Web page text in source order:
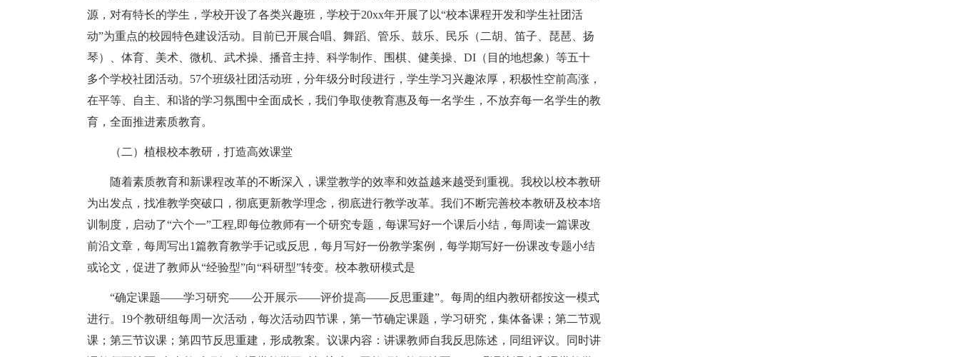
源，对有特长的学生，学校开设了各类兴趣班，学校于20xx年开展了以“校本课程开发和学生社团活
动”为重点的校园特色建设活动。目前已开展合唱、舞蹈、管乐、鼓乐、民乐（二胡、笛子、琵琶、扬
琴）、体育、美术、微机、武术操、播音主持、科学制作、围棋、健美操、DI（目的地想象）等五十
多个学校社团活动。57个班级社团活动班，分年级分时段进行，学生学习兴趣浓厚，积极性空前高涨，
在平等、自主、和谐的学习氛围中全面成长，我们争取使教育惠及每一名学生，不放弃每一名学生的教
育，全面推进素质教育。
（二）植根校本教研，打造高效课堂
随着素质教育和新课程改革的不断深入，课堂教学的效率和效益越来越受到重视。我校以校本教研
为出发点，找准教学突破口，彻底更新教学理念，彻底进行教学改革。我们不断完善校本教研及校本培
训制度，启动了“六个一”工程,即每位教师有一个研究专题，每课写好一个课后小结，每周读一篇课改
前沿文章，每周写出1篇教育教学手记或反思，每月写好一份教学案例，每学期写好一份课改专题小结
或论文，促进了教师从“经验型”向“科研型”转变。校本教研模式是
“确定课题——学习研究——公开展示——评价提高——反思重建”。每周的组内教研都按这一模式
进行。19个教研组每周一次活动，每次活动四节课，第一节确定课题，学习研究，集体备课；第二节观
课；第三节议课；第四节反思重建，形成教案。议课内容：讲课教师自我反思陈述，同组评议。同时讲